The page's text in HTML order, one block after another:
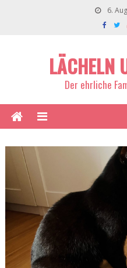
6.
LÄCHELN
Der ehrliche